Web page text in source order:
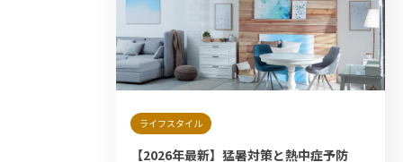
ライフスタイル
【2026年最新】猛暑対策と熱中症予防